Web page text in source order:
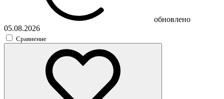
обновлено
05.08.2026
Сравнение